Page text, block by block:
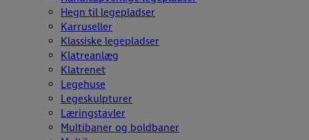
Hegn til legepladser
Karruseller
Klassiske legepladser
Klatreanlæg
Klatrenet
Legehuse
Legeskulpturer
Læringstavler
Multibaner og boldbaner